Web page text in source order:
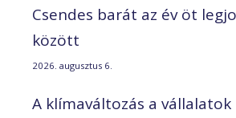
Csendes barát az év öt
között
2026. augusztus 6.
A klímaváltozás a